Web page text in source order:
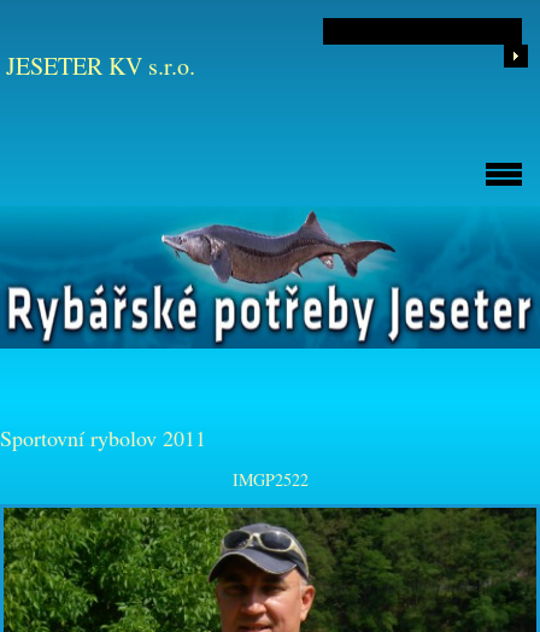
JESETER KV s.r.o.
Sportovní rybolov 2011
IMGP2522